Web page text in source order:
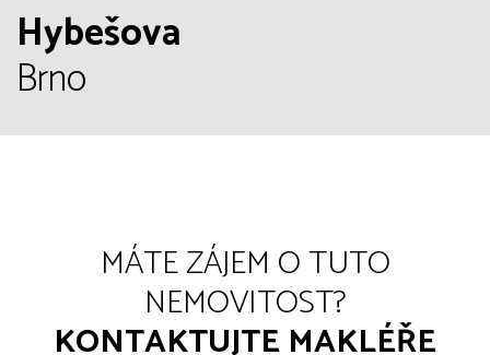
Hybešova
Brno
MÁTE ZÁJEM O TUTO
NEMOVITOST?
KONTAKTUJTE MAKLÉŘE